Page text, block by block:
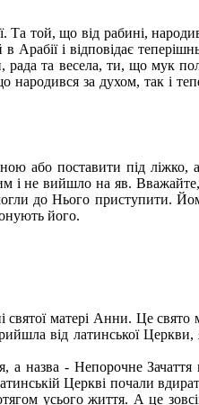
Та той, що від рабині,
і відповідає
та весела, ти, що мук
народився за духом, так
або поставити під
не вийшло на яв.
до Нього приступити.
його.
святої матері Анни. Це
від латинської
назва - Непорочне
Церкві почали
усього життя. А це